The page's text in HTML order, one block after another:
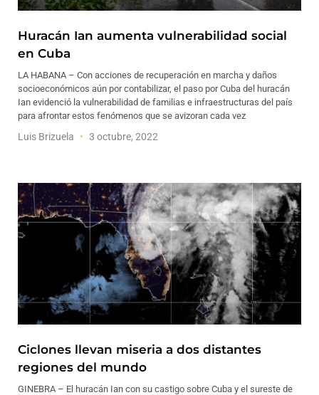
Huracán Ian aumenta vulnerabilidad social
en Cuba
LA HABANA – Con acciones de recuperación en marcha y daños
socioeconómicos aún por contabilizar, el paso por Cuba del huracán
Ian evidenció la vulnerabilidad de familias e infraestructuras del país
para afrontar estos fenómenos que se avizoran cada vez
Luis Brizuela 3 octubre, 2022
Ciclones llevan miseria a dos distantes
regiones del mundo
GINEBRA – El huracán Ian con su castigo sobre Cuba y el sureste de